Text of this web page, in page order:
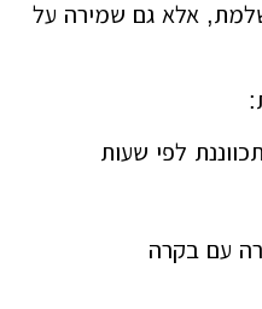
אלא גם שמירה על
לפי שעות
עם בקרה